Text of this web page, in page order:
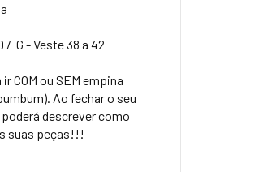
/ G - Veste 38 a 42
COM ou SEM empina
Ao fechar o seu
descrever como
suas peças!!!